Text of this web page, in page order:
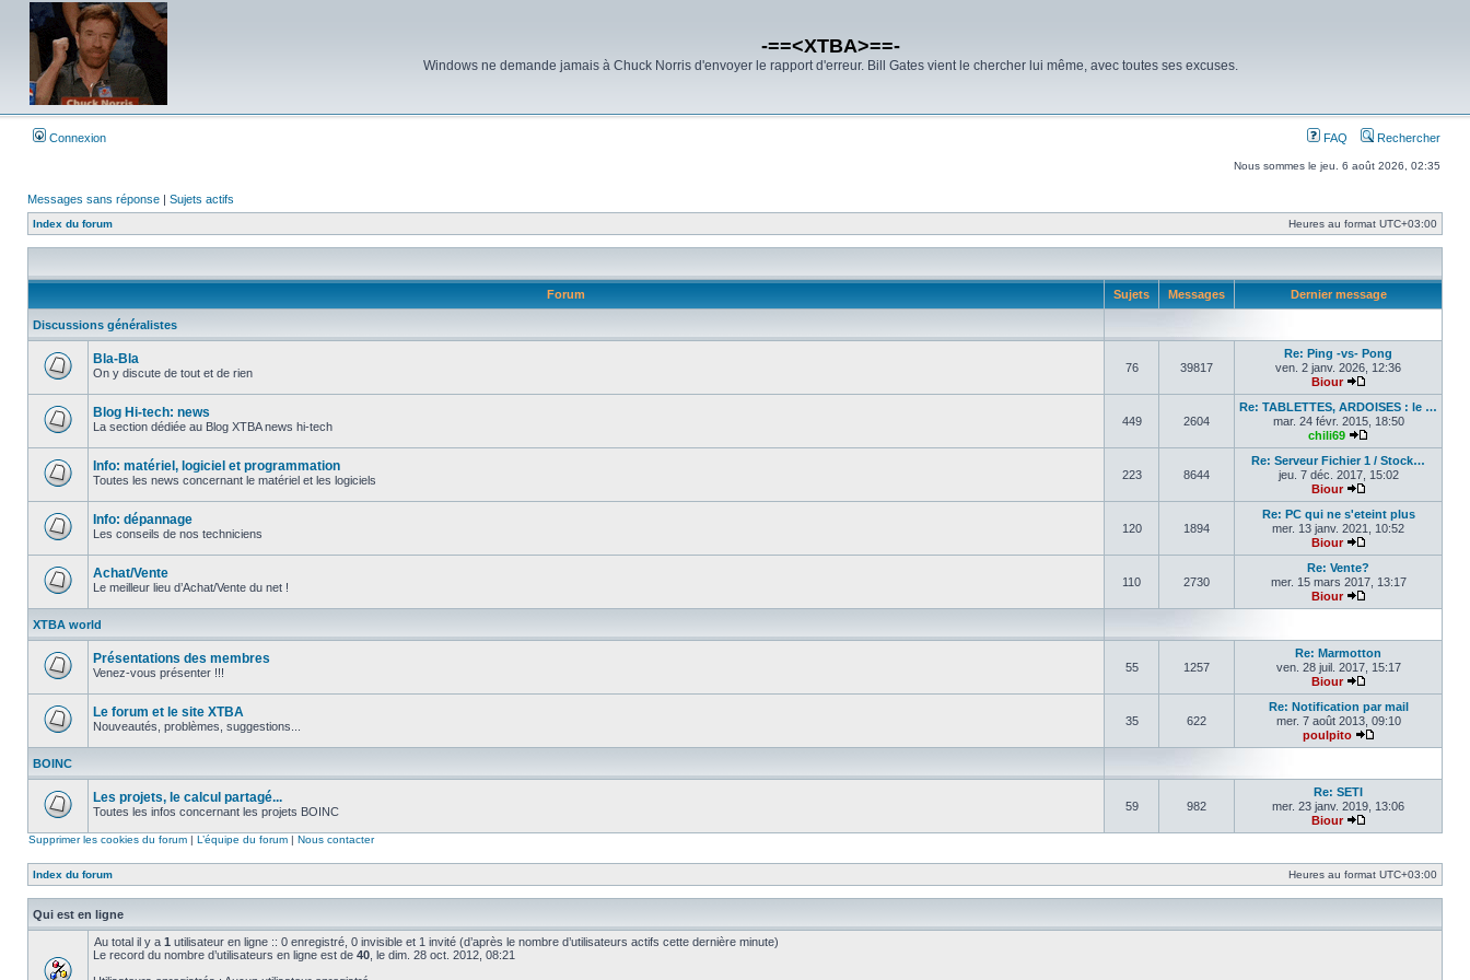
-==<XTBA>==-
Windows ne demande jamais à Chuck Norris d'envoyer le rapport d'erreur. Bill Gates vient le chercher lui même, avec toutes ses excuses.
Connexion FAQ Rechercher
Nous sommes le jeu. 6 août 2026, 02:35
Messages sans réponse | Sujets actifs
Index du forum Heures au format UTC+03:00
Forum Sujets Messages Dernier message
Discussions généralistes
message
non
Bla-Bla
On y discute de tout et de rien 76 39817
Re: Ping -vs- Pong
ven. 2 janv. 2026, 12:36
Biour
Voir le dernier
message
non
Blog Hi-tech: news
La section dédiée au Blog XTBA news hi-tech 449 2604
Re: TABLETTES, ARDOISES : le …
mar. 24 févr. 2015, 18:50
chili69
Voir le dernier
message
non
Info: matériel, logiciel et programmation
Toutes les news concernant le matériel et les logiciels 223 8644
Re: Serveur Fichier 1 / Stock…
jeu. 7 déc. 2017, 15:02
Biour
Voir le dernier
message
non
Info: dépannage
Les conseils de nos techniciens 120 1894
Re: PC qui ne s'eteint plus
mer. 13 janv. 2021, 10:52
Biour
Voir le dernier
message
non
lu
Achat/Vente
Le meilleur lieu d’Achat/Vente du net ! 110 2730
Re: Vente?
mer. 15 mars 2017, 13:17
Biour
Voir le dernier
XTBA world
message
non
Présentations des membres
Venez-vous présenter !!! 55 1257
Re: Marmotton
ven. 28 juil. 2017, 15:17
Biour
Voir le dernier
message
lu
Le forum et le site XTBA
Nouveautés, problèmes, suggestions... 35 622
Re: Notification par mail
mer. 7 août 2013, 09:10
poulpito
Voir le dernier
BOINC
message
Les projets, le calcul partagé...
Toutes les infos concernant les projets BOINC 59 982
Re: SETI
mer. 23 janv. 2019, 13:06
Biour
Voir le dernier
Supprimer les cookies du forum | L’équipe du forum | Nous contacter
Index du forum Heures au format UTC+03:00
Qui est en ligne
Au total il y a 1 utilisateur en ligne :: 0 enregistré, 0 invisible et 1 invité (d’après le nombre d’utilisateurs actifs cette dernière minute)
Le record du nombre d’utilisateurs en ligne est de 40 , le dim. 28 oct. 2012, 08:21